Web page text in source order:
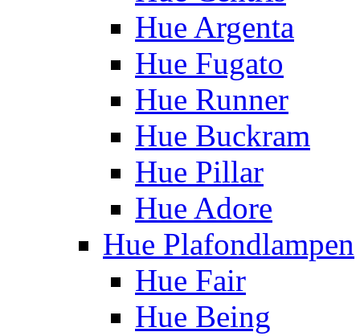
Hue Argenta
Hue Fugato
Hue Runner
Hue Buckram
Hue Pillar
Hue Adore
Hue Plafondlampen
Hue Fair
Hue Being